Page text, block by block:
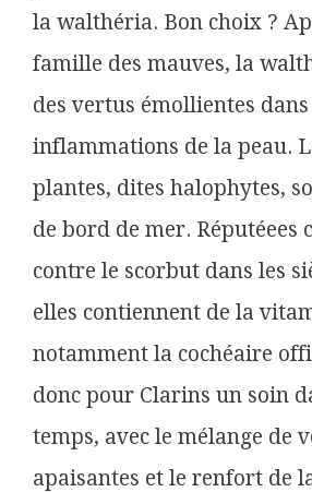
la walthéria. Bon choix ?
famille des mauves, la
des vertus émollientes dans
inflammations de la peau.
plantes, dites halophytes,
de bord de mer. Réputéees
contre le scorbut dans les
elles contiennent de la
notamment la cochéaire
donc pour Clarins un soin
temps, avec le mélange de
apaisantes et le renfort de